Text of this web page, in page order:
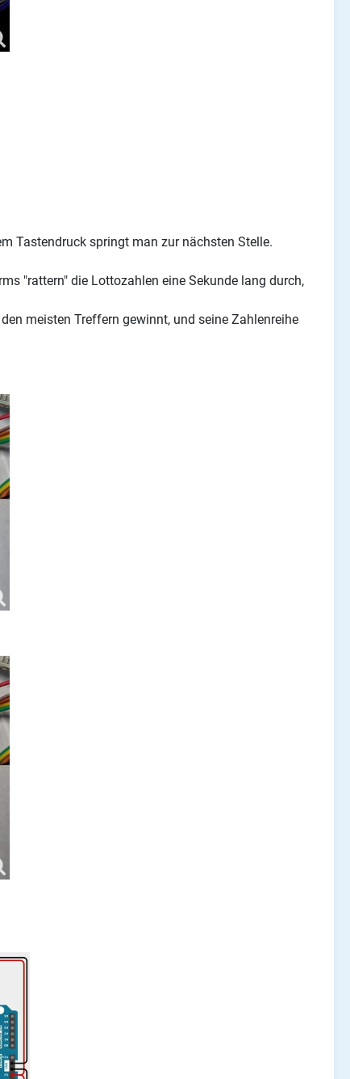
Tastendruck springt man zur nächsten Stelle.
"rattern" die Lottozahlen eine Sekunde lang durch,
meisten Treffern gewinnt, und seine Zahlenreihe